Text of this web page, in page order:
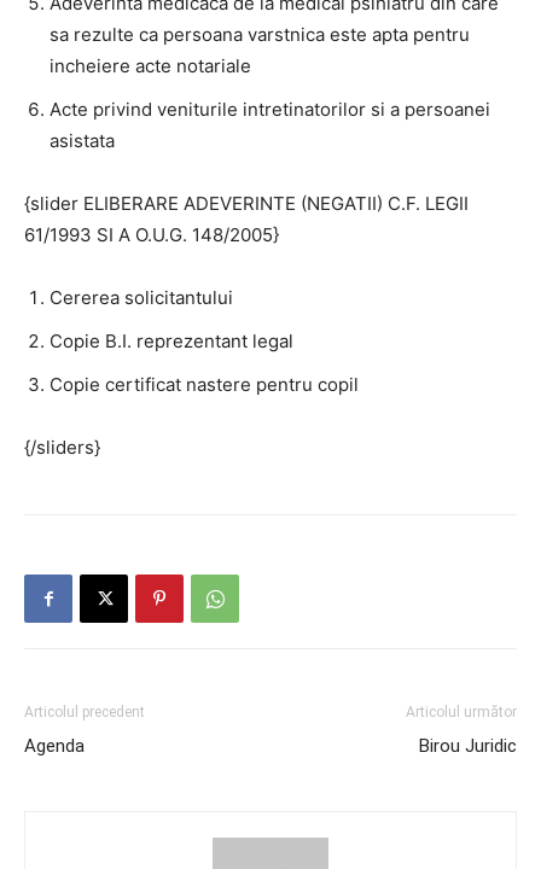
sa rezulte ca persoana varstnica este apta pentru
incheiere acte notariale
Acte privind veniturile intretinatorilor si a persoanei
asistata
{slider ELIBERARE ADEVERINTE (NEGATII) C.F. LEGII
61/1993 SI A O.U.G. 148/2005}
Cererea solicitantului
Copie B.I. reprezentant legal
Copie certificat nastere pentru copil
{/sliders}
Articolul precedent
Agenda
Articolul următor
Birou Juridic